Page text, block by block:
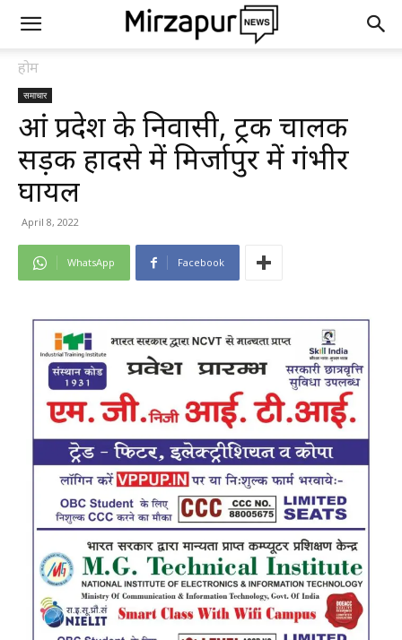
होम
समाचार
आंध्र प्रदेश के निवासी, ट्रक चालक
सड़क हादसे में मिर्जापुर में गंभीर
घायल
April 8, 2022
WhatsApp Facebook